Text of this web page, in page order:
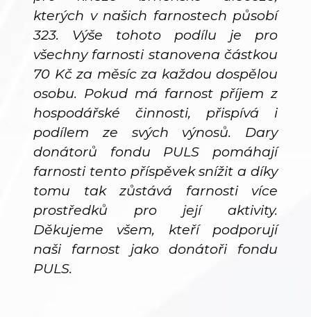
kterých v našich farnostech působí
323. Výše tohoto podílu je pro
všechny farnosti stanovena částkou
70 Kč za měsíc za každou dospělou
osobu. Pokud má farnost příjem z
hospodářské činnosti, přispívá i
podílem ze svých výnosů. Dary
donátorů fondu PULS pomáhají
farnosti tento příspěvek snížit a díky
tomu tak zůstává farnosti více
prostředků pro její aktivity.
Děkujeme všem, kteří podporují
naši farnost jako donátoři fondu
PULS.